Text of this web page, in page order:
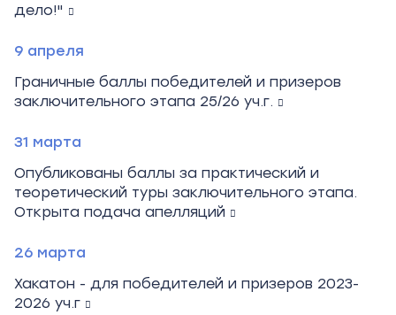
дело!"
9 апреля
Граничные баллы победителей и призеров
заключительного этапа 25/26 уч.г.
31 марта
Опубликованы баллы за практический и
теоретический туры заключительного этапа.
Открыта подача апелляций
26 марта
Хакатон - для победителей и призеров 2023-
2026 уч.г